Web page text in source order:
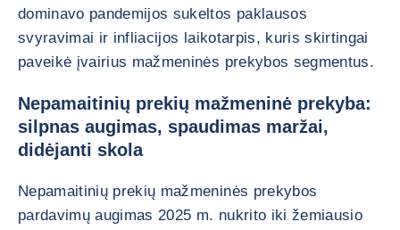
dominavo pandemijos sukeltos paklausos
svyravimai ir infliacijos laikotarpis, kuris skirtingai
paveikė įvairius mažmeninės prekybos segmentus.
Nepamaitinių prekių mažmeninė prekyba:
silpnas augimas, spaudimas maržai,
didėjanti skola
Nepamaitinių prekių mažmeninės prekybos
pardavimų augimas 2025 m. nukrito iki žemiausio